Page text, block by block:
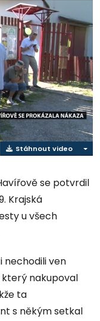
Stáhnout video
se potvrdil
Krajská
u všech
nechodili ven
nakupoval
ta
s někým setkal